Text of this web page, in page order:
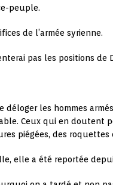
peuple.
de l’armée syrienne.
pas les positions
déloger les hommes
Ceux qui en doutent
piégées, des roquettes
elle a été reportée